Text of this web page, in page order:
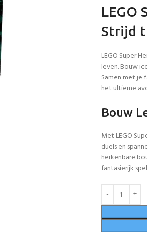
LEGO
Strijd
LEGO Super
leven. Bouw
Samen met je
het ultieme
Bouw
Met LEGO
duels en
herkenbare
fantasierijk